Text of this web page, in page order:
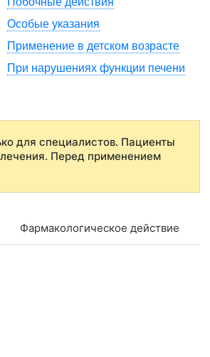
Особые указания
Применение в детском возрасте
При нарушениях функции печени
для специалистов. Пациенты
Перед применением
Фармакологическое действие